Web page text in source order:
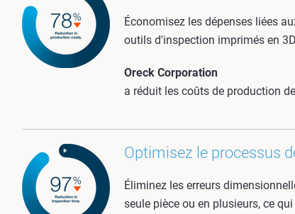
Économisez les dépenses liées
outils d'inspection imprimés en
Oreck Corporation
a réduit les coûts de production
Optimisez le processus
Éliminez les erreurs
seule pièce ou en plusieurs, ce